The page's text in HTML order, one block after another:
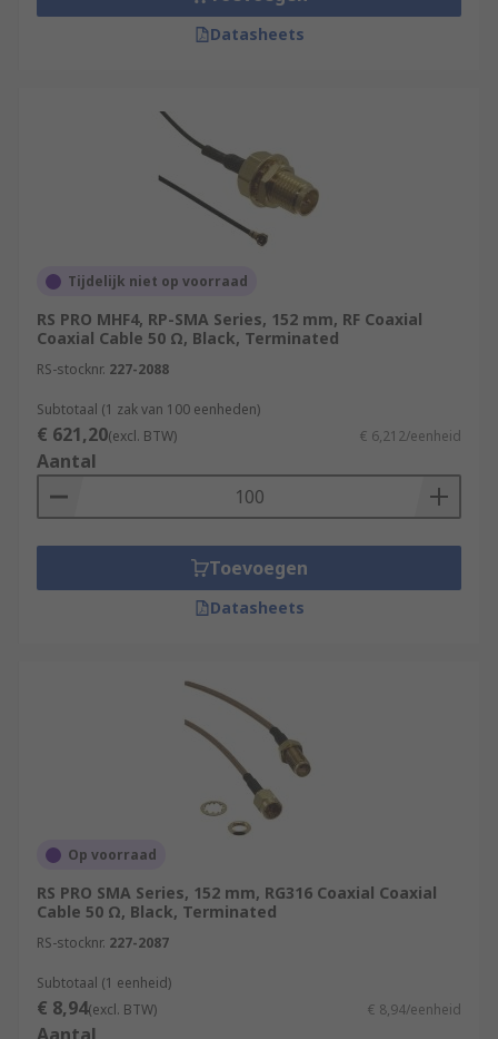
Datasheets
Tijdelijk niet op voorraad
RS PRO MHF4, RP-SMA Series, 152 mm, RF Coaxial
Coaxial Cable 50 Ω, Black, Terminated
RS-stocknr. 227-2088
Subtotaal (1 zak van 100 eenheden)
€ 621,20(excl. BTW) € 6,212/eenheid
Aantal
Toevoegen
Datasheets
Op voorraad
RS PRO SMA Series, 152 mm, RG316 Coaxial Coaxial
Cable 50 Ω, Black, Terminated
RS-stocknr. 227-2087
Subtotaal (1 eenheid)
€ 8,94(excl. BTW) € 8,94/eenheid